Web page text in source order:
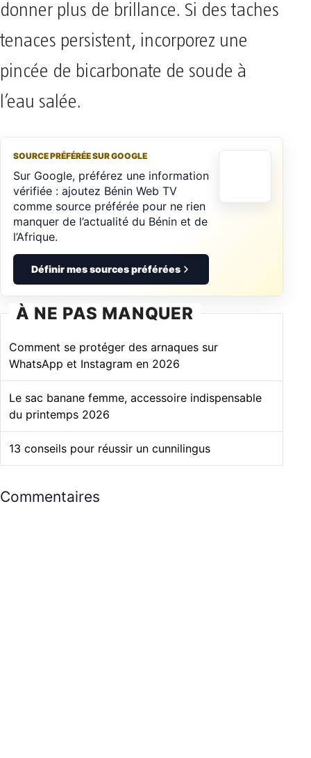
donner plus de brillance. Si des taches
tenaces persistent, incorporez une
pincée de bicarbonate de soude à
l’eau salée.
SOURCE PRÉFÉRÉE SUR GOOGLE
Sur Google, préférez une information
vérifiée : ajoutez Bénin Web TV
comme source préférée pour ne rien
manquer de l’actualité du Bénin et de
l’Afrique.
Définir mes sources préférées
À NE PAS MANQUER
Comment se protéger des arnaques sur
WhatsApp et Instagram en 2026
Le sac banane femme, accessoire indispensable
du printemps 2026
13 conseils pour réussir un cunnilingus
Commentaires